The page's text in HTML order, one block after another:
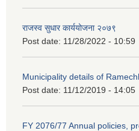
राजस्व सुधार कार्ययोजना २०७९
Post date: 11/28/2022 - 10:59
Municipality details of
Post date: 11/12/2019 - 14:05
FY 2076/77 Annual policies,